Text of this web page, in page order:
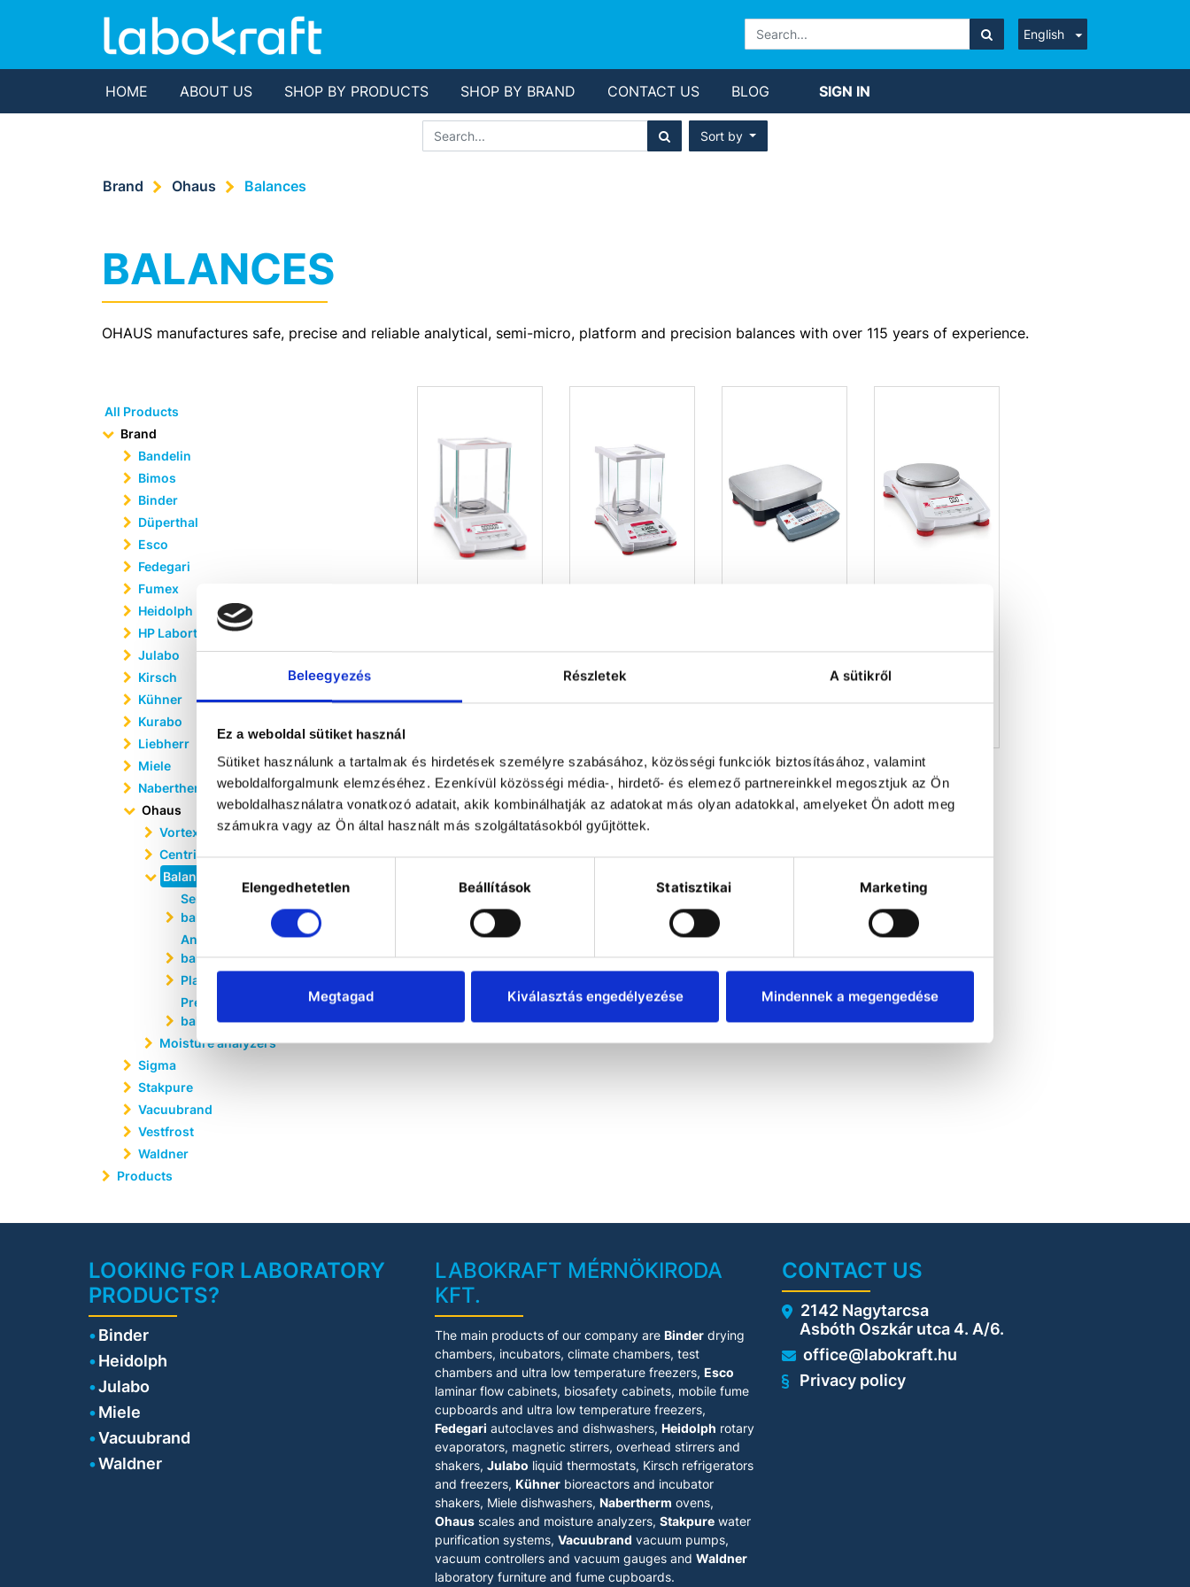
Beleegyezés Részletek A sütikről
Ez a weboldal sütiket használ
Sütiket használunk a tartalmak és hirdetések személyre szabásához, közösségi funkciók biztosításához, valamint
weboldalforgalmunk elemzéséhez. Ezenkívül közösségi média-, hirdető- és elemező partnereinkkel megosztjuk az Ön
weboldalhasználatra vonatkozó adatait, akik kombinálhatják az adatokat más olyan adatokkal, amelyeket Ön adott meg
számukra vagy az Ön által használt más szolgáltatásokból gyűjtöttek.
Hozzájárulás
kiválasztásaElengedhetetlen Beállítások Statisztikai Marketing
Megtagad Kiválasztás engedélyezése Mindennek a megengedése
English
HOME ABOUT US SHOP BY PRODUCTS SHOP BY BRAND CONTACT US BLOG SIGN IN
Sort by
Brand Ohaus Balances
BALANCES
OHAUS manufactures safe, precise and reliable analytical, semi-micro, platform and precision balances with over 115 years of experience.
All Products
Brand
Bandelin
Bimos
Binder
Düperthal
Esco
Fedegari
Fumex
Heidolph
HP Labortechnik
Julabo
Kirsch
Kühner
Kurabo
Liebherr
Miele
Nabertherm
Ohaus
Vortex mixers
Centrifuges
Balances
Semi-micro
balances
Analytical
balances
Platform balances
Precision
balances
Moisture analyzers
Sigma
Stakpure
Vacuubrand
Vestfrost
Waldner
Products
LOOKING FOR LABORATORY
PRODUCTS?
Binder
Heidolph
Julabo
Miele
Vacuubrand
Waldner
LABOKRAFT MÉRNÖKIRODA
KFT.
The main products of our company areBinder drying
chambers, incubators, climate chambers, test
chambers and ultra low temperature freezers,Esco
laminar flow cabinets, biosafety cabinets, mobile fume
cupboards and ultra low temperature freezers,
Fedegari autoclaves and dishwashers,Heidolph rotary
evaporators, magnetic stirrers, overhead stirrers and
shakers,Julabo liquid thermostats, Kirsch refrigerators
and freezers,Kühner bioreactors and incubator
shakers, Miele dishwashers,Nabertherm ovens,
Ohaus scales and moisture analyzers,Stakpure water
purification systems,Vacuubrand vacuum pumps,
vacuum controllers and vacuum gauges andWaldner
laboratory furniture and fume cupboards.
CONTACT US
2142 Nagytarcsa
Asbóth Oszkár utca 4. A/6.
office@labokraft.hu
Privacy policy